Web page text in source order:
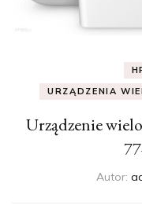
URZĄDZENIA
Urządzenie
Autor: